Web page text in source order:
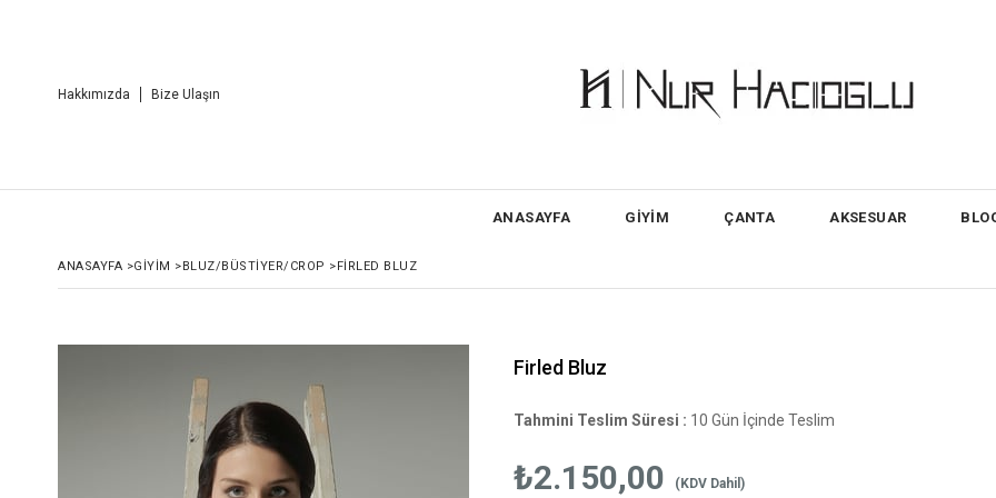
Hakkımızda Bize Ulaşın
ANASAYFA GİYİM ÇANTA AKSESUAR
ANASAYFA >GİYİM >BLUZ/BÜSTIYER/CROP >FIRLED BLUZ
Firled Bluz
Tahmini Teslim Süresi : 10 Gün İçinde Teslim
₺2.150,00 (KDV Dahil)